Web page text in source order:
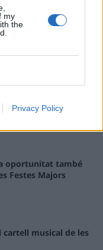
my
the
Privacy Policy
les Cases del Castell
estratègic que
modistes i gairebé
oportunitat també
Festes Majors
musical de les